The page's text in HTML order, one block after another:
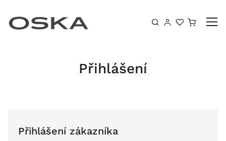
Košík
Přihlášení
Přihlášení zákazníka